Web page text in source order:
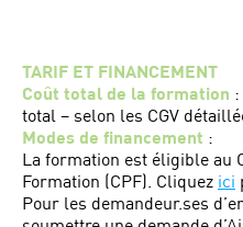
TARIF ET FINANCEMENT
Coût total de la formation :
total – selon les CGV
Modes de financement :
La formation est éligible au
Formation (CPF). Cliquez ici
Pour les demandeur.ses